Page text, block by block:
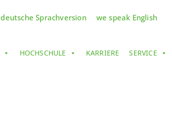
deutsche Sprachversion we speak English
HOCHSCHULE KARRIERE SERVICE